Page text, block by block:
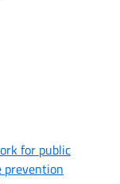
for public
prevention